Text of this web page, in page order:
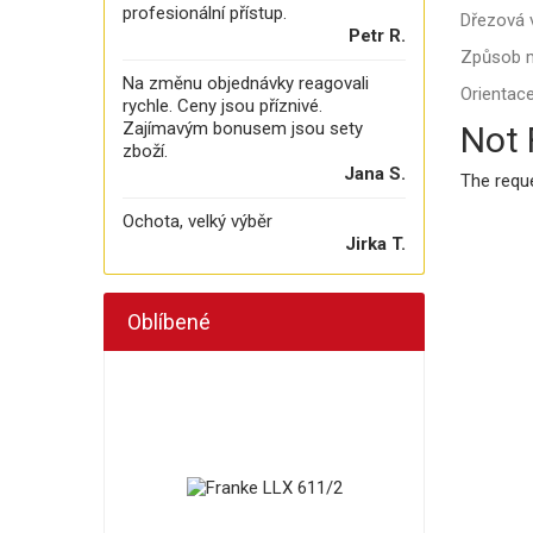
Dřezová
Způsob
Not
The
profesionální přístup.
Petr R.
Na změnu objednávky reagovali
rychle. Ceny jsou příznivé.
Zajímavým bonusem jsou sety
zboží.
Jana S.
Ochota, velký výběr
Jirka T.
Oblíbené